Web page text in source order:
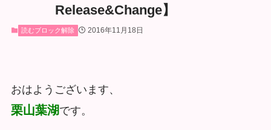
Release&Change】
読むブロック解除 2016年11月18日
おはようございます、
栗山葉湖です。